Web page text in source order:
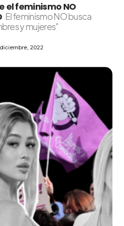
el feminismo NO
El feminismo NO busca
y mujeres"
2022